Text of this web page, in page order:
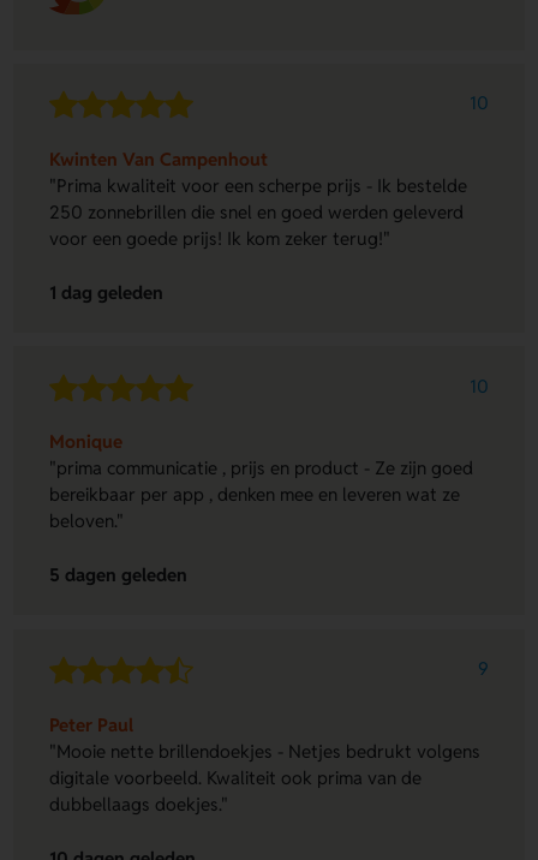
10
Kwinten Van Campenhout
"Prima kwaliteit voor een scherpe prijs - Ik bestelde
250 zonnebrillen die snel en goed werden geleverd
voor een goede prijs! Ik kom zeker terug!"
1 dag geleden
10
Monique
"prima communicatie , prijs en product - Ze zijn goed
bereikbaar per app , denken mee en leveren wat ze
beloven."
5 dagen geleden
9
Peter Paul
"Mooie nette brillendoekjes - Netjes bedrukt volgens
digitale voorbeeld. Kwaliteit ook prima van de
dubbellaags doekjes."